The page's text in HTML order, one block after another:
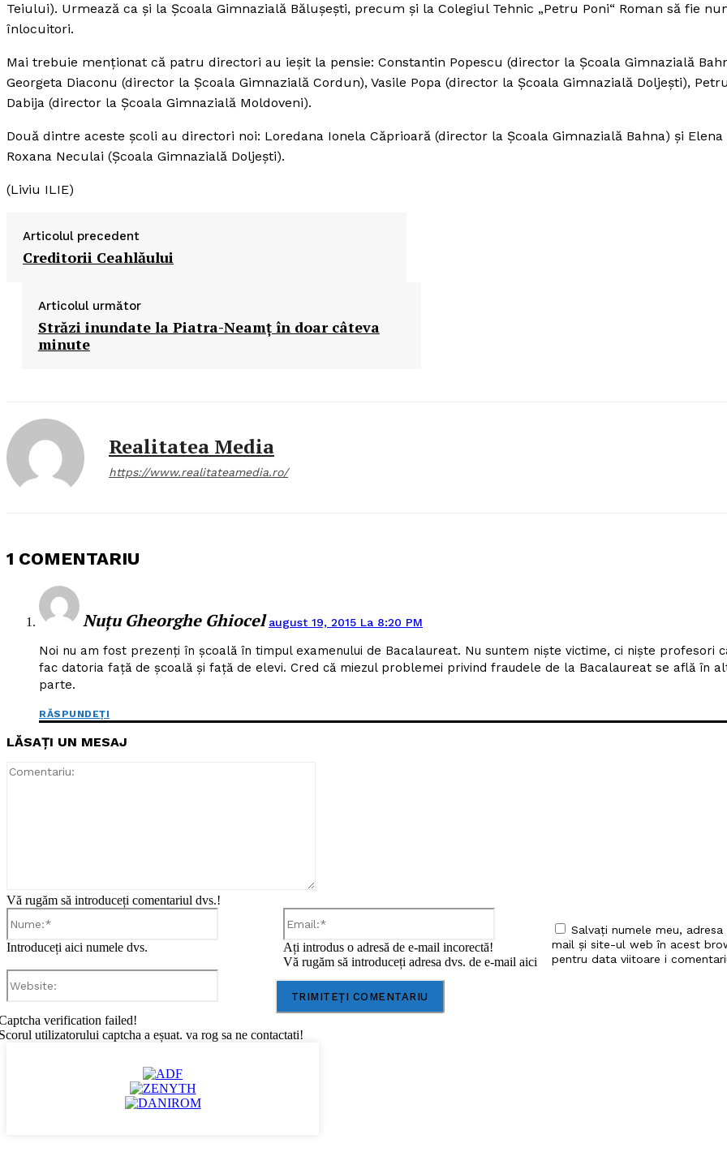
Teiului). Urmează ca şi la Şcoala Gimnazială Băluşeşti, precum şi la Colegiul Tehnic „Petru Poni“ Roman să fie
înlocuitori.
Mai trebuie menţionat că patru directori au ieşit la pensie: Constantin Popescu (director la Şcoala Gimnazială
Georgeta Diaconu (director la Şcoala Gimnazială Cordun), Vasile Popa (director la Şcoala Gimnazială Doljeşti), Petru
Dabija (director la Şcoala Gimnazială Moldoveni).
Două dintre aceste şcoli au directori noi: Loredana Ionela Căprioară (director la Şcoala Gimnazială Bahna) şi Elena
Roxana Neculai (Şcoala Gimnazială Doljeşti).
(Liviu ILIE)
Articolul precedent
Creditorii Ceahlăului
Articolul următor
Străzi inundate la Piatra-Neamţ în doar câteva
minute
Realitatea Media
https://www.realitateamedia.ro/
1 COMENTARIU
Nuțu Gheorghe Ghiocel august 19, 2015 La 8:20 PM
Noi nu am fost prezenți în școală în timpul examenului de Bacalaureat. Nu suntem niște victime, ci niște profesori
fac datoria față de școală și față de elevi. Cred că miezul problemei privind fraudele de la Bacalaureat se află în
parte.
RĂSPUNDEȚI
LĂSAȚI UN MESAJ
Vă rugăm să introduceți comentariul dvs.!
Introduceți aici numele dvs.
Email:*
Ați introdus o adresă de e-mail incorectă!
Vă rugăm să introduceți adresa dvs. de e-mail aici
Salvați numele meu,
mail și site-ul web în acest
pentru data viitoare i
verification failed!
utilizatorului captcha a eșuat. va rog sa ne contactati!